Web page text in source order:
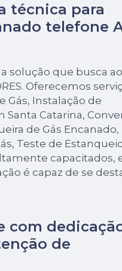
técnica para
telefone
solução que busca
Oferecemos
Gás, Instalação de
Santa Catarina,
de Gás Encanado,
Teste de
capacitados,
é capaz de se
com
de